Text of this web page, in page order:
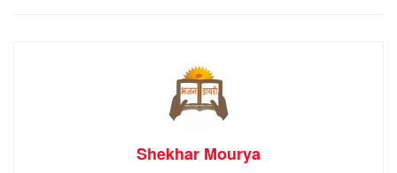
Shekhar Mourya